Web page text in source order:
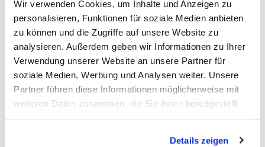
Wir verwenden Cookies, um Inhalte und Anzeigen zu
personalisieren, Funktionen für soziale Medien anbieten
zu können und die Zugriffe auf unsere Website zu
analysieren. Außerdem geben wir Informationen zu Ihrer
Verwendung unserer Website an unsere Partner für
soziale Medien, Werbung und Analysen weiter. Unsere
Partner führen diese Informationen möglicherweise mit
weiteren Daten zusammen, die Sie ihnen bereitgestellt
Details zeigen
Noch bis Sonntag bleibt
Düsseldorf damit das Zentrum für
Cosplayer, Anime-Fans und
Freunde japanischer Popkultur –
und schon die ersten Stunden